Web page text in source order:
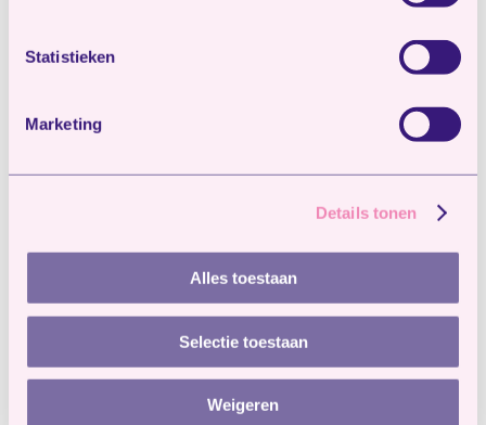
Statistieken
Marketing
Details tonen
Alles toestaan
Selectie toestaan
Weigeren
kinderen. Leuk om te doen én een mooie
herinnering voor later. Vraag de kinderen om
een grote berg bladeren in de lucht te gooien
én klikken maar.
–Je ziet ze niet zo vaak, maar grote kans dat er
een egeltje bij jou in de tuin woont. Egeltjes
lekker warm nestje te bouwen. Help een
handje mee en bouw een huisje van hout!
Daag je kinderen uit voor
eenherfstchallenge met DUPLO/LEGO. Wie
bouwt het coolste kabouterhuis?